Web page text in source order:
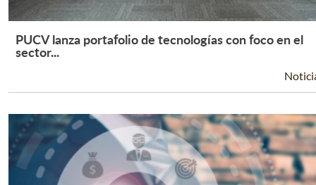
Leer Más +
PUCV lanza portafolio de tecnologías con foco en el
sector...